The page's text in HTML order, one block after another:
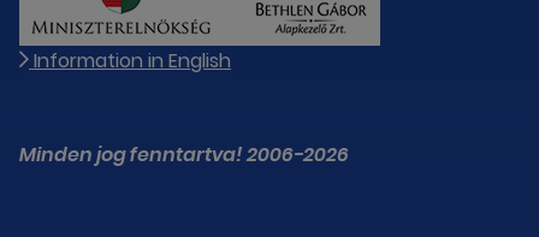
Information in English
Minden jog fenntartva! 2006-2026